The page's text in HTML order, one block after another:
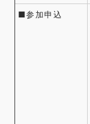
■参加申込